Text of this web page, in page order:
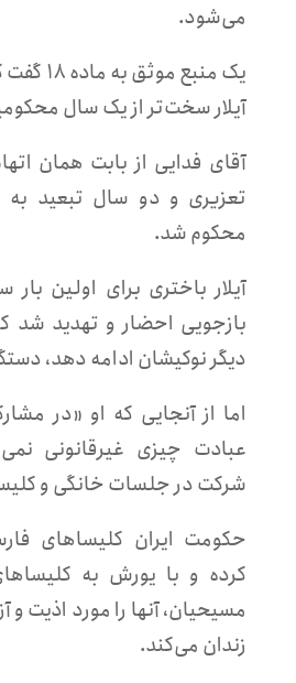
می‌شود.
یک منبع
آیلار سخت‌تر از یک سال
تعزیری و دو سال تبعید به
محکوم شد.
آیلار باختری برای اولین
بازجویی احضار و تهدید شد
دیگر نوکیشان ادامه دهد،
اما از آنجایی که او «در
عبادت چیزی غیرقانونی
شرکت در جلسات خانگی و
حکومت ایران کلیساهای
کرده و با یورش به
مسیحیان، آنها را مورد اذیت و
زندان می‌کند.